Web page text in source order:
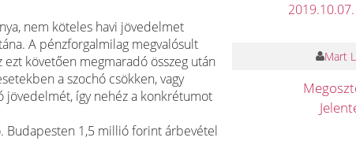
nem köteles havi jövedelmet
A pénzforgalmilag megvalósult
követően megmaradó összeg után
a szochó csökken, vagy
jövedelmét, így nehéz a konkrétumot
Budapesten 1,5 millió forint árbevétel
Mart